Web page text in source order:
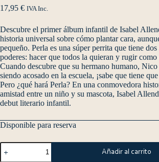
17,95 € IVA Inc.
Descubre el primer álbum infantil de Isabel
historia universal sobre cómo plantar cara,
pequeño. Perla es una súper perrita que tiene dos
poderes: hacer que todos la quieran y rugir como
Cuando descubre que su hermano humano, Nico
siendo acosado en la escuela, ¡sabe que tiene
Pero ¿qué hará Perla? En una conmovedora
amistad entre un niño y su mascota, Isabel
debut literario infantil.
Disponible para reserva
Añadir al carrito